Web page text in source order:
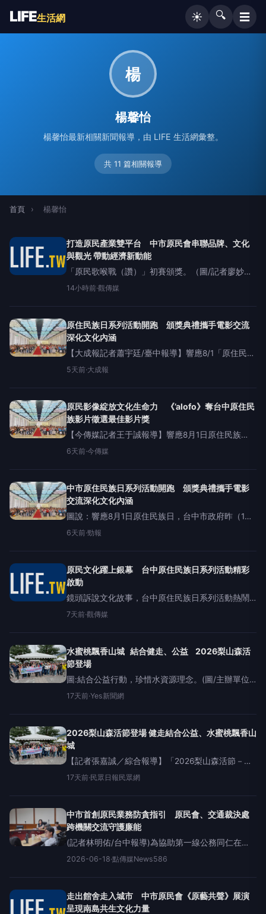
LIFE生活網 ☀️ 🔍 ☰
楊
楊馨怡
楊馨怡最新相關新聞報導，由 LIFE 生活網彙整。
共 11 篇相關報導
首頁 › 楊馨怡
打造原民產業雙平台 中市原民會串聯品牌、文化
與觀光 帶動經濟新動能
「原民歌喉戰（讚）」初賽頒獎。（圖/記者廖妙茜
翻攝）（觀傳媒中彰投新聞）【記者廖妙茜/台中報
台中市政府原住民族事務委員
14小時前·觀傳媒
原住民族日系列活動開跑 頒獎典禮攜手電影交流
深化文化內涵
【大成報記者蕭宇廷/臺中報導】響應8/1「原住民族
日」，台中市政府當天特別辦理「115年台中市原住
典禮」率先登場，活動透過影像創作、專題講座及
電影交流
5天前·大成報
原民影像綻放文化生命力 《’alofo》奪台中原住民
族影片徵選最佳影片獎
【今傳媒記者王于誠報導】響應8月1日原住民族
日，台中市政府昨（1）日特別辦理「115年台中市原
片徵選暨頒獎典禮」，活動透過影像創作、專題講
座及電影交流
6天前·今傳媒
中市原住民族日系列活動開跑 頒獎典禮攜手電影
交流深化文化內涵
圖說：響應8月1日原住民族日，台中市政府昨（1）
日特別辦理「115年台中市原住民族日系列活動」。
響應8月1日原住民族日，台中市政府昨（1）日特別
辦理「11
6天前·勁報
原民文化躍上銀幕 台中原住民族日系列活動精彩
啟動
鏡頭訴說文化故事，台中原住民族日系列活動熱鬧
登場。（圖/記者廖妙茜拍攝）（觀傳媒中彰投新
臺中市政府辦理「115年臺
7天前·觀傳媒
水蜜桃飄香山城 結合健走、公益 2026梨山森活
節登場
圖:結合公益行動，珍惜水資源理念。(圖/主辦單位
提供)(記者孟倩玉報導)「2026梨山森活節－水蜜桃
登場，活動結
17天前·Yes新聞網
2026梨山森活節登場 健走結合公益、水蜜桃飄香山
城
【記者張嘉誠／綜合報導】「2026梨山森活節－水
蜜桃的故鄉在梨山」於7月18日至19日在梨山賓館前
會、小農市集、文化體驗及公益行動，吸引眾
17天前·民眾日報民眾網
中市首創原民業務防貪指引 原民會、交通裁決處
跨機關交流守護廉能
(記者林明佑/台中報導)為協助第一線公務同仁在
「依法行政」與「文化尊重」間取得平衡，台中市
護部落的力量》防貪指引研討會，並推出中市府首
2026-06-18·點傳媒News586
走出館舍走入城市 中市原民會《原藝共聲》展演
呈現南島共生文化力量